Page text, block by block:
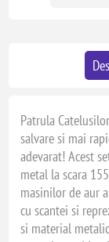
Patrula
salvare si mai
adevarat! Acest
metal la scara
masinilor de aur
cu scantei si
si material